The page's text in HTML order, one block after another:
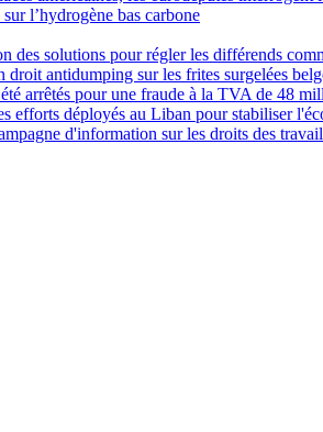
l’hydrogène bas carbone
des solutions pour régler les différends
antidumping sur les frites surgelées
arrêtés pour une fraude à la TVA de 48
efforts déployés au Liban pour stabiliser
d'information sur les droits des